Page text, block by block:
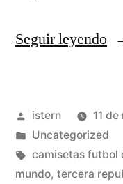
Seguir leyendo
Publicado
por
istern
11
Publicado
en
Uncategorized
Etiquetas:
camisetas futbol
mundo, tercera